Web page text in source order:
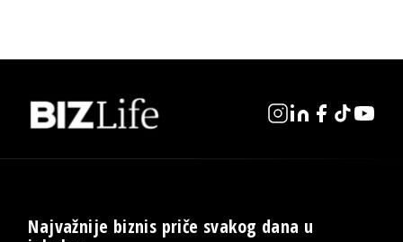
Najvažnije biznis priče svakog dana u